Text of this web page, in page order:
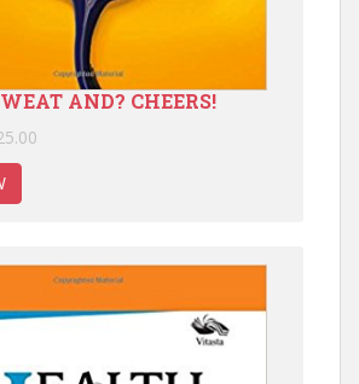
AND? CHEERS!